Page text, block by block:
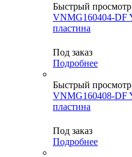
Быстрый просмотр
VNMG160404-DF
пластина
Под заказ
Подробнее
Быстрый просмотр
VNMG160408-DF
пластина
Под заказ
Подробнее